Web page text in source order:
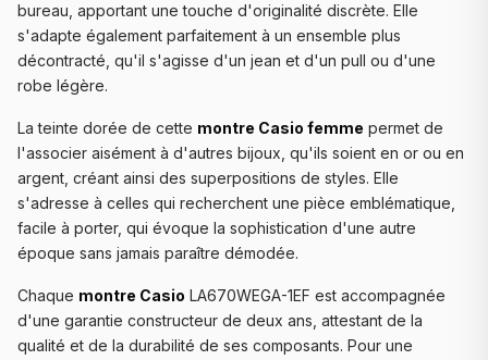
bureau, apportant une touche d'originalité discrète. Elle
s'adapte également parfaitement à un ensemble plus
décontracté, qu'il s'agisse d'un jean et d'un pull ou d'une
robe légère.
La teinte dorée de cette montre Casio femme permet de
l'associer aisément à d'autres bijoux, qu'ils soient en or ou en
argent, créant ainsi des superpositions de styles. Elle
s'adresse à celles qui recherchent une pièce emblématique,
facile à porter, qui évoque la sophistication d'une autre
époque sans jamais paraître démodée.
Chaque montre Casio LA670WEGA-1EF est accompagnée
d'une garantie constructeur de deux ans, attestant de la
qualité et de la durabilité de ses composants. Pour une